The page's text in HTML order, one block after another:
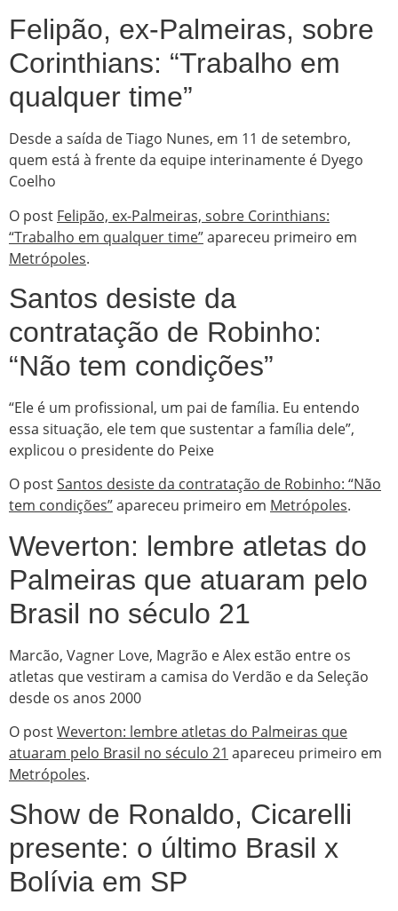
Felipão, ex-Palmeiras, sobre
Corinthians: “Trabalho em
qualquer time”
Desde a saída de Tiago Nunes, em 11 de setembro,
quem está à frente da equipe interinamente é Dyego
Coelho
O post Felipão, ex-Palmeiras, sobre Corinthians:
“Trabalho em qualquer time”apareceu primeiro em
Metrópoles.
Santos desiste da
contratação de Robinho:
“Não tem condições”
“Ele é um profissional, um pai de família. Eu entendo
essa situação, ele tem que sustentar a família dele”,
explicou o presidente do Peixe
O postSantos desiste da contratação de Robinho: “Não
tem condições”apareceu primeiro em Metrópoles.
Weverton: lembre atletas do
Palmeiras que atuaram pelo
Brasil no século 21
Marcão, Vagner Love, Magrão e Alex estão entre os
atletas que vestiram a camisa do Verdão e da Seleção
desde os anos 2000
O postWeverton: lembre atletas do Palmeiras que
atuaram pelo Brasil no século 21 apareceu primeiro em
Metrópoles.
Show de Ronaldo, Cicarelli
presente: o último Brasil x
Bolívia em SP